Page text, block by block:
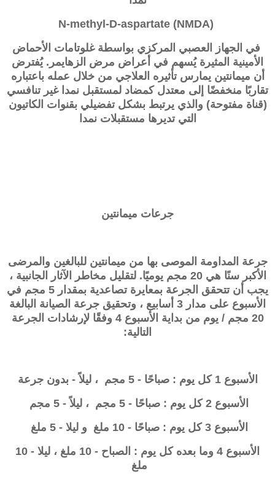
في الجهاز العصبي المركزي بواسطة غلوتامات الأحماض
الأمينية المثيرة يُسهم في أعراض مرض الزهايمر. يُفترض
أن ميمانتين يمارس تأثيره العلاجي من خلال عمله باعتباره
تقاربًا منخفضًا إلى معتدل كمضاد لمستقبل نمدا غير تنافسي
(قناة مفتوحة) والذي يرتبط بشكل تفضيلي بقنوات الكاتيون
التي تديرها مستقبلات نمدا
جرعات ميمانتين
جرعة المداومة الموصى بها من ميمانتين للبالغين والمرضى
الأكبر سنًا هي 20 مجم يوميًا. لتقليل مخاطر الآثار الجانبية ،
يجب أن تتحقق الجرعة بمعايرة تصاعدية بمقدار 5 مجم في
الأسبوع على مدار 3 أسابيع ، وتحقيق جرعة الصيانة البالغة
20 مجم / يوم من بداية الأسبوع 4 وفقًا لإرشادات الجرعة
التالية:
الأسبوع 1 كل يوم : صباحًا - 5 مجم ، ليلاً - بدون جرعة
الأسبوع 2 كل يوم : صباحًا - 5 مجم ، ليلاً - 5 مجم
الأسبوع 3 كل يوم : صباحًا - 10 ملغ و ليلا - 5 ملغ
الأسبوع 4 وما بعده كل يوم : الصباح - 10 ملغ ، ليلا - 10
ملغ